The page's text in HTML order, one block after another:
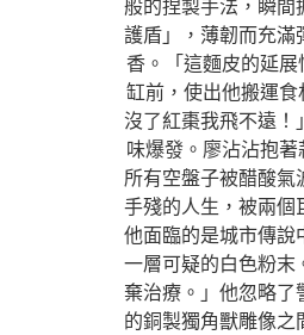
般的捏製手法，瞬間
護盾」，薄韌而充滿
香。「這麵皮的延
缸前，使出他搬運
沒了紅棗我飛不遠！
味爆發。廖沾沾抱
所有空盤子被醋酸
手殘的人生，被兩個
他面臨的是城市傳說
一層可疑的白色粉末
棄治療。」他忽略了
的銅製獨角獸雕像之